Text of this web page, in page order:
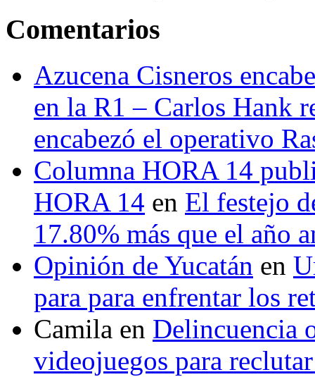
Comentarios
Azucena Cisneros
en la R1 – Carlos Hank
encabezó el operativo
Columna HORA 14
HORA 14 en El festejo
17.80% más que el año
Opinión de Yucatán en
para para enfrentar los
Camila en Delincuencia
videojuegos para